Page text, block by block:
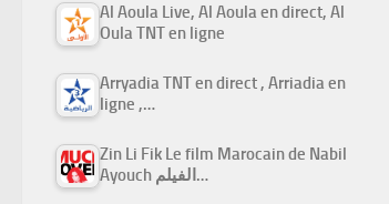
Al Aoula Live, Al Aoula en direct, Al
Oula TNT en ligne
Arryadia TNT en direct , Arriadia en
ligne ,…
Zin Li Fik Le film Marocain de Nabil
Ayouch الفيلم…